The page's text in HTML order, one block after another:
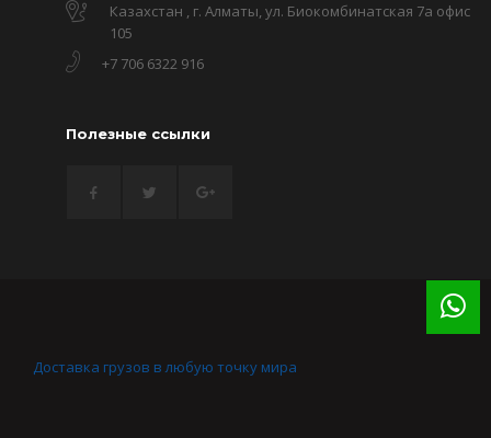
Казахстан , г. Алматы, ул. Биокомбинатская 7а офис
105
+7 706 6322 916
Полезные ссылки
Доставка грузов в любую точку мира